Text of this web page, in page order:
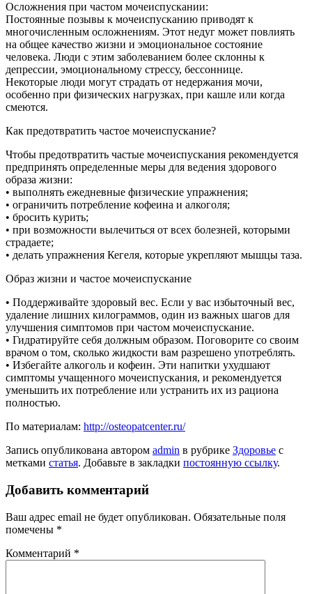
Осложнения при частом мочеиспускании:
Постоянные позывы к мочеиспусканию приводят к
многочисленным осложнениям. Этот недуг может повлиять
на общее качество жизни и эмоциональное состояние
человека. Люди с этим заболеванием более склонны к
депрессии, эмоциональному стрессу, бессоннице.
Некоторые люди могут страдать от недержания мочи,
особенно при физических нагрузках, при кашле или когда
смеются.
Как предотвратить частое мочеиспускание?
Чтобы предотвратить частые мочеиспускания рекомендуется
предпринять определенные меры для ведения здорового
образа жизни:
• выполнять ежедневные физические упражнения;
• ограничить потребление кофеина и алкоголя;
• бросить курить;
• при возможности вылечиться от всех болезней, которыми
страдаете;
• делать упражнения Кегеля, которые укрепляют мышцы таза.
Образ жизни и частое мочеиспускание
• Поддерживайте здоровый вес. Если у вас избыточный вес,
удаление лишних килограммов, один из важных шагов для
улучшения симптомов при частом мочеиспускание.
• Гидратируйте себя должным образом. Поговорите со своим
врачом о том, сколько жидкости вам разрешено употреблять.
• Избегайте алкоголь и кофеин. Эти напитки ухудшают
симптомы учащенного мочеиспускания, и рекомендуется
уменьшить их потребление или устранить их из рациона
полностью.
По материалам: http://osteopatcenter.ru/
Запись опубликована автором admin в рубрике Здоровье с
метками статья. Добавьте в закладки постоянную ссылку.
Добавить комментарий
Ваш адрес email не будет опубликован. Обязательные поля
помечены *
Комментарий *